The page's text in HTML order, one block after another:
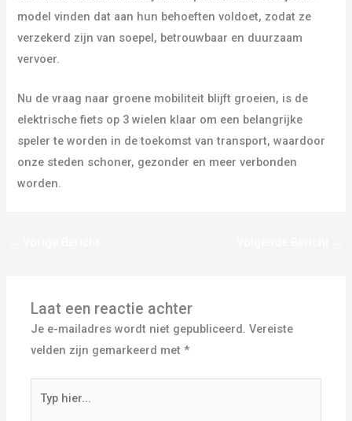
model vinden dat aan hun behoeften voldoet, zodat ze
verzekerd zijn van soepel, betrouwbaar en duurzaam
vervoer.
Nu de vraag naar groene mobiliteit blijft groeien, is de
elektrische fiets op 3 wielen klaar om een belangrijke
speler te worden in de toekomst van transport, waardoor
onze steden schoner, gezonder en meer verbonden
worden.
Laat een reactie achter
Je e-mailadres wordt niet gepubliceerd. Vereiste
velden zijn gemarkeerd met*
hier...